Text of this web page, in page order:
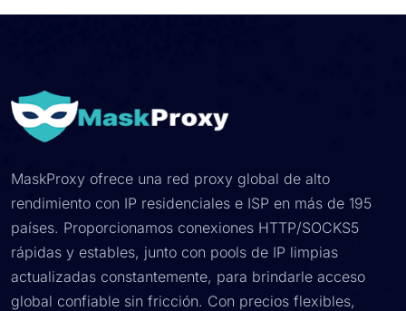
MaskProxy ofrece una red proxy global de alto
rendimiento con IP residenciales e ISP en más de 195
países. Proporcionamos conexiones HTTP/SOCKS5
rápidas y estables, junto con pools de IP limpias
actualizadas constantemente, para brindarle acceso
global confiable sin fricción. Con precios flexibles,